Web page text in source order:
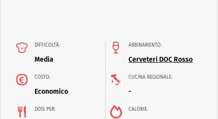
DIFFICOLTÀ:
Media
ABBINAMENTO:
Cerveteri DOC Rosso
COSTO:
Economico
CUCINA REGIONALE:
-
DOSI PER: CALORIE: